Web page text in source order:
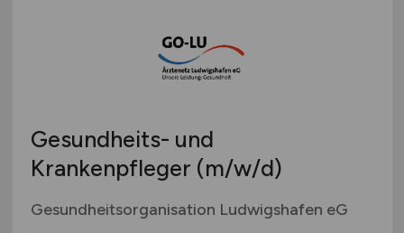
Gesundheits- und
Krankenpfleger (m/w/d)
Gesundheitsorganisation Ludwigshafen eG